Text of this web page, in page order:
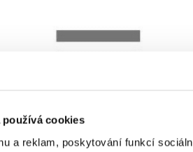
používá cookies
a reklam, poskytování funkcí